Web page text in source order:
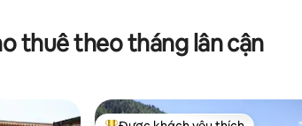
thuê theo tháng lân cận